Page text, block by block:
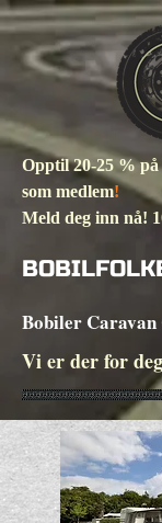
Opptil 20-25 %
som medlem!
Meld deg inn nå!
Bobiler Caravan
Vi er der for